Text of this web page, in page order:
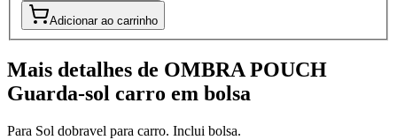
Adicionar ao carrinho
Mais detalhes de OMBRA POUCH
Guarda-sol carro em bolsa
Para Sol dobravel para carro. Inclui bolsa.